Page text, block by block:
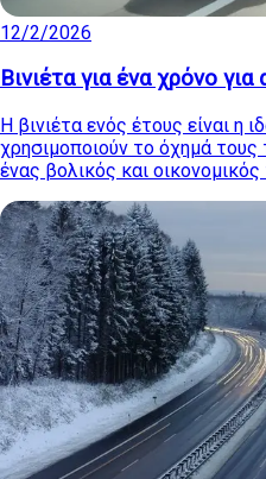
12/2/2026
Βινιέτα για ένα χρόνο
Η βινιέτα ενός έτους είναι η
χρησιμοποιούν το όχημά τους
ένας βολικός και οικονομικός